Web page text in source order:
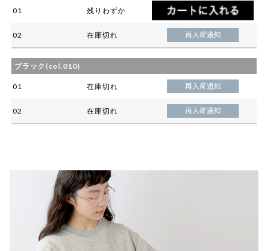
01 残りわずか
02 在庫切れ
ブラック(col.010)
01 在庫切れ
02 在庫切れ